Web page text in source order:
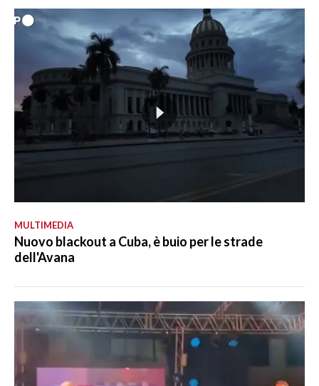
MULTIMEDIA
Nuovo blackout a Cuba, è buio per le strade
dell'Avana